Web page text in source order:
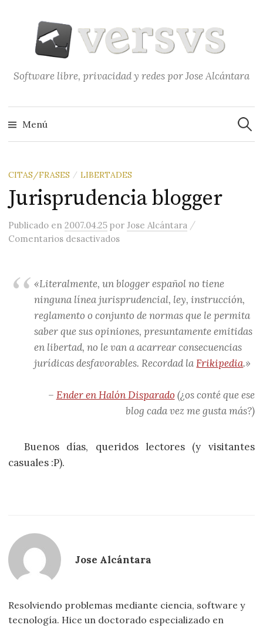
contenido
Software libre, privacidad y redes por Jose Alcántara
Menú
CITAS/FRASES / LIBERTADES
Jurisprudencia blogger
Publicado en2007.04.25 porJose Alcántara /
Comentarios desactivadosen Jurisprudencia blogger
«Literalmente, un blogger español no tiene
ninguna línea jurisprudencial, ley, instrucción,
reglamento o conjunto de normas que le permita
saber que sus opiniones, presuntamente emitidas
en libertad, no le van a acarrear consecuencias
jurídicas desfavorables. Recordad laFrikipedia.»
– Ender en Halón Disparado (¿os conté que ese
blog cada vez me gusta más?)
Buenos días, queridos lectores (y visitantes
casuales :P).
Jose Alcántara
Resolviendo problemas mediante ciencia, software y
tecnología. Hice un doctorado especializado en